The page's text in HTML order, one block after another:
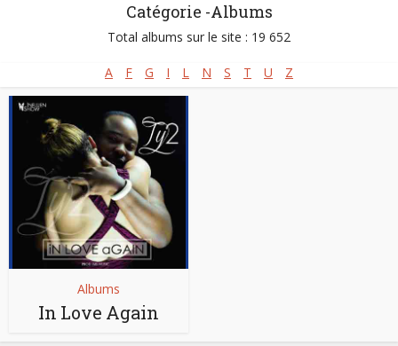
Catégorie -Albums
Total albums sur le site : 19 652
A F G I L N S T U Z
Albums
In Love Again